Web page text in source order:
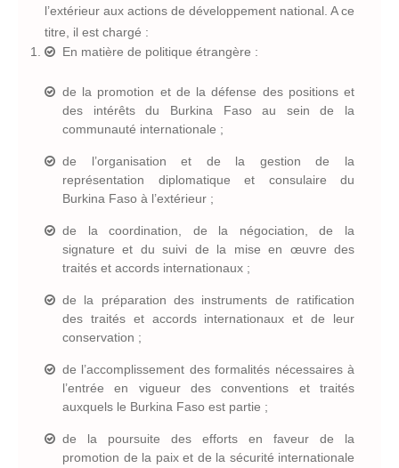
l’extérieur aux actions de développement national. A ce
titre, il est chargé :
En matière de politique étrangère :
de la promotion et de la défense des positions et
des intérêts du Burkina Faso au sein de la
communauté internationale ;
de l’organisation et de la gestion de la
représentation diplomatique et consulaire du
Burkina Faso à l’extérieur ;
de la coordination, de la négociation, de la
signature et du suivi de la mise en œuvre des
traités et accords internationaux ;
de la préparation des instruments de ratification
des traités et accords internationaux et de leur
conservation ;
de l’accomplissement des formalités nécessaires à
l’entrée en vigueur des conventions et traités
auxquels le Burkina Faso est partie ;
de la poursuite des efforts en faveur de la
promotion de la paix et de la sécurité internationale